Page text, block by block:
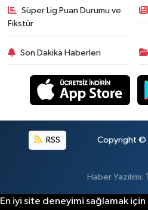
Süper Lig Puan Durumu ve
Fikstür
Son Dakika Haberleri
RSS Copyright ©
Haber Yazılımı:
En iyi site deneyimi sağlamak